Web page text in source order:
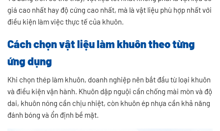
giá cao nhất hay độ cứng cao nhất, mà là vật liệu phù hợp nhất với
điều kiện làm việc thực tế của khuôn.
Cách chọn vật liệu làm khuôn theo từng
ứng dụng
Khi chọn thép làm khuôn, doanh nghiệp nên bắt đầu từ loại khuôn
và điều kiện vận hành. Khuôn dập nguội cần chống mài mòn và độ
dai, khuôn nóng cần chịu nhiệt, còn khuôn ép nhựa cần khả năng
đánh bóng và ổn định bề mặt.